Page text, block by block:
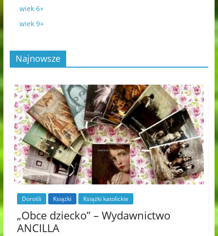
wiek 6+
wiek 9+
Najnowsze
Dorośli Książki Książki katolickie
„Obce dziecko” – Wydawnictwo
ANCILLA